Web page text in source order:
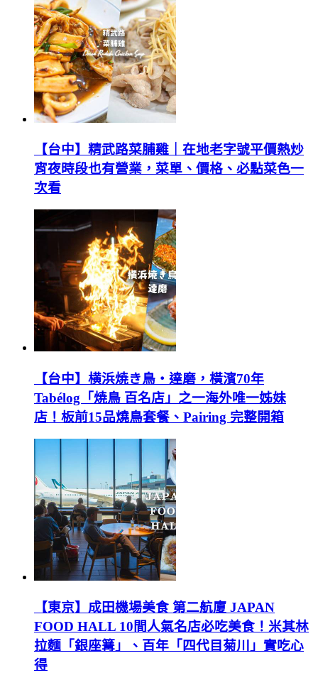
【台中】精武路菜脯雞｜在地老字號平價熱炒
宵夜時段也有營業，菜單、價格、必點菜色一
次看
【台中】横浜焼き鳥‧達磨，橫濱70年
Tabélog「焼鳥 百名店」之一海外唯一姊妹
店！板前15品燒鳥套餐、Pairing 完整開箱
【東京】成田機場美食 第二航廈 JAPAN
FOOD HALL 10間人氣名店必吃美食！米其林
拉麵「銀座篝」、百年「四代目菊川」實吃心
得